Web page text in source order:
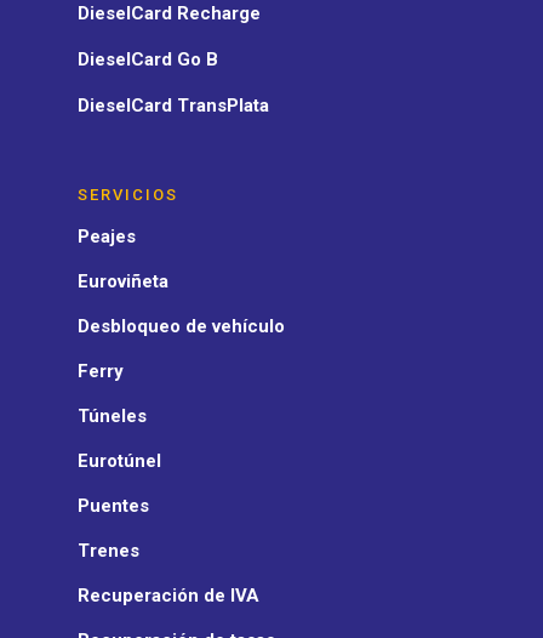
DieselCard Recharge
DieselCard Go B
DieselCard TransPlata
SERVICIOS
Peajes
Euroviñeta
Desbloqueo de vehículo
Ferry
Túneles
Eurotúnel
Puentes
Trenes
Recuperación de IVA